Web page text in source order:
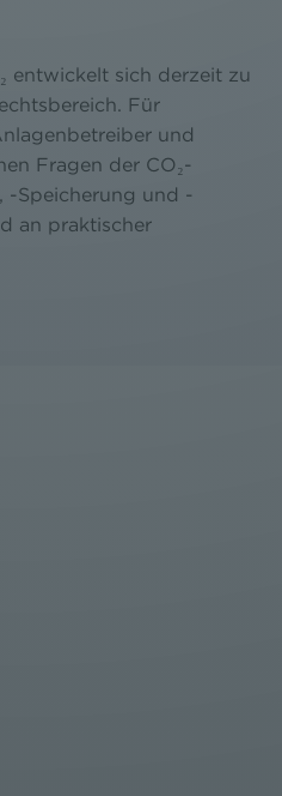
entwickelt sich derzeit zu
Für
und
Fragen der CO₂-
-Speicherung und -
an praktischer